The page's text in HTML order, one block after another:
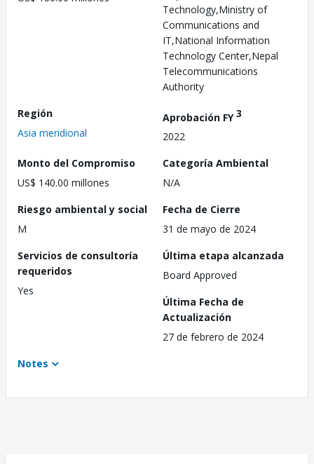
Technology,Ministry of
Communications and
IT,National Information
Technology Center,Nepal
Telecommunications
Authority
Región
Asia meridional
Aprobación FY3
2022
Monto del Compromiso
US$ 140.00 millones
Categoría Ambiental
N/A
Riesgo ambiental y social
M
Fecha de Cierre
31 de mayo de 2024
Servicios de consultoría
requeridos
Yes
Última etapa alcanzada
Board Approved
Última Fecha de
Actualización
27 de febrero de 2024
Notes